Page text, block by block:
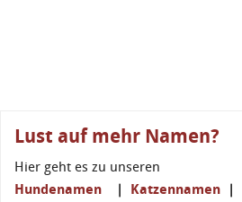
Lust auf mehr Namen?
Hier geht es zu unseren
Hundenamen | Katzennamen |